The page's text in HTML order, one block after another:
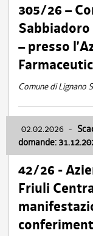
305/26 –
Sabbiadoro
– presso
Comune di Lignano
02.02.2026 -
domande:
42/26 -
Friuli